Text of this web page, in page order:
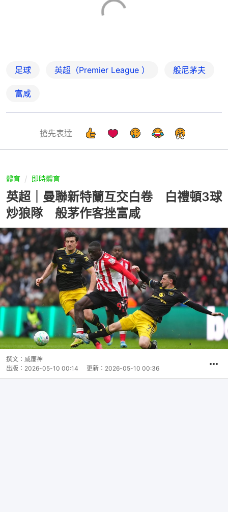
足球 英超（Premier League ） 般尼茅夫
富咸
搶先表達
體育 即時體育
英超｜曼聯新特蘭互交白卷 白禮頓3球
炒狼隊 般茅作客挫富咸
撰文： 威廉神
出版： 2026-05-10 00:14 更新： 2026-05-10 00:36